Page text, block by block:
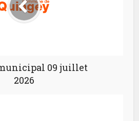
09 juillet
2026